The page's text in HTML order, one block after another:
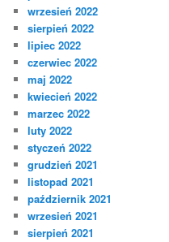
wrzesień 2022
sierpień 2022
lipiec 2022
czerwiec 2022
maj 2022
kwiecień 2022
marzec 2022
luty 2022
styczeń 2022
grudzień 2021
listopad 2021
październik 2021
wrzesień 2021
sierpień 2021